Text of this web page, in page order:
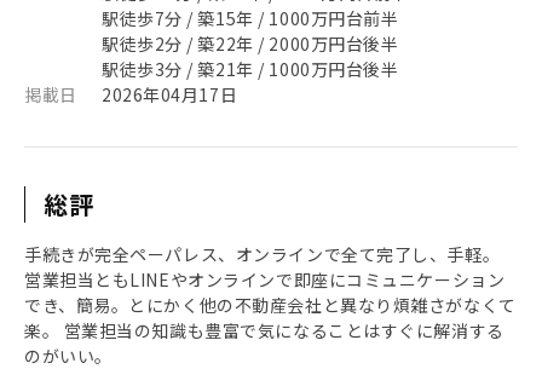
駅徒歩7分 / 築15年 / 1000万円台前半
駅徒歩2分 / 築22年 / 2000万円台後半
駅徒歩3分 / 築21年 / 1000万円台後半
掲載日
2026年04月17日
総評
手続きが完全ペーパレス、オンラインで全て完了し、手軽。
営業担当ともLINEやオンラインで即座にコミュニケーション
でき、簡易。とにかく他の不動産会社と異なり煩雑さがなくて
楽。 営業担当の知識も豊富で気になることはすぐに解消する
のがいい。